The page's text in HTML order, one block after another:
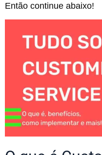
Então continue abaixo!